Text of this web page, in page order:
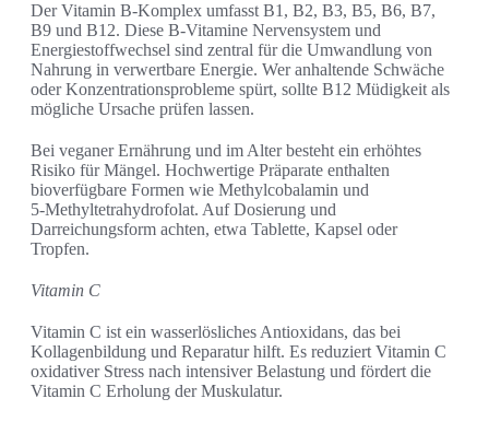
Der Vitamin B-Komplex umfasst B1, B2, B3, B5, B6, B7,
B9 und B12. Diese B-Vitamine Nervensystem und
Energiestoffwechsel sind zentral für die Umwandlung von
Nahrung in verwertbare Energie. Wer anhaltende Schwäche
oder Konzentrationsprobleme spürt, sollte B12 Müdigkeit als
mögliche Ursache prüfen lassen.
Bei veganer Ernährung und im Alter besteht ein erhöhtes
Risiko für Mängel. Hochwertige Präparate enthalten
bioverfügbare Formen wie Methylcobalamin und
5‑Methyltetrahydrofolat. Auf Dosierung und
Darreichungsform achten, etwa Tablette, Kapsel oder
Tropfen.
Vitamin C
Vitamin C ist ein wasserlösliches Antioxidans, das bei
Kollagenbildung und Reparatur hilft. Es reduziert Vitamin C
oxidativer Stress nach intensiver Belastung und fördert die
Vitamin C Erholung der Muskulatur.